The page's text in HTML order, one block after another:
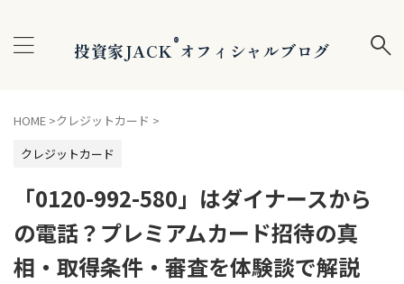
投資家JACK®オフィシャルブログ
HOME >クレジットカード >
クレジットカード
「0120-992-580」はダイナースから
の電話？プレミアムカード招待の真
相・取得条件・審査を体験談で解説